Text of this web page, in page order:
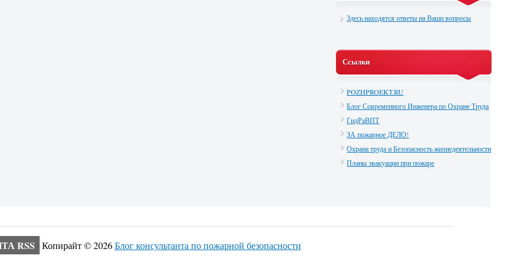
Здесь находятся ответы на Ваши вопросы
Ссылки
POZHPROEKT.RU
Блог Современного Инженера по Охране Труда
ГидРаВПТ
ЗА пожарное ДЕЛО!
Охрана труда и Безопасность жизнедеятельности
Планы эвакуации при пожаре
RSS Копирайт © 2026 Блог консультанта по пожарной безопасности